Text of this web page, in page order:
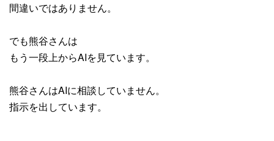
間違いではありません。
でも熊谷さんは
もう一段上からAIを見ています。
熊谷さんはAIに相談していません。
指示を出しています。